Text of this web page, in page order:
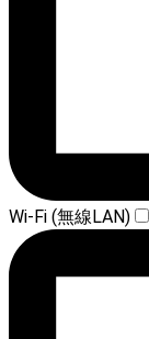
Wi-Fi (無線LAN)